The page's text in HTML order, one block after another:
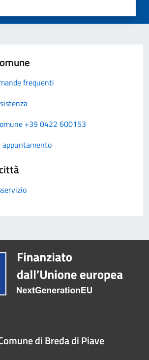
frequenti
+39 0422 600153
appuntamento
di Breda di Piave